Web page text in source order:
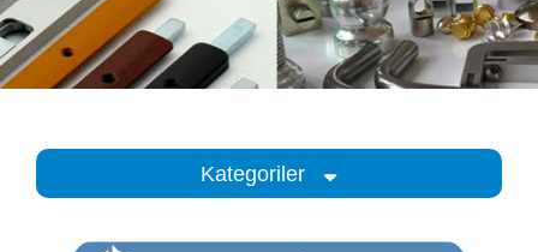
Kategoriler
Kategoriler